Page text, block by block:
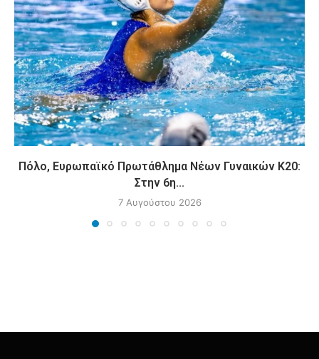
Πόλο, Ευρωπαϊκό Πρωτάθλημα Νέων Γυναικών Κ20:
Στην 6η...
7 Αυγούστου 2026